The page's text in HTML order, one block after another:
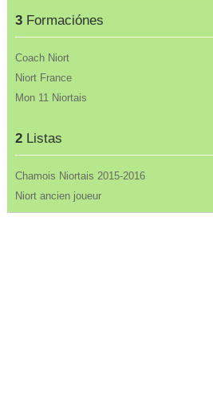
3Formaciónes
Coach Niort
Niort France
Mon 11 Niortais
2Listas
Chamois Niortais 2015-2016
Niort ancien joueur